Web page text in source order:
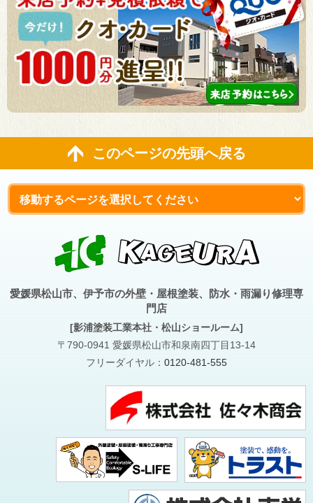
このページの先頭へ戻る
愛媛県松山市、伊予市の外壁・屋根塗装、防水・雨漏り修理専
門店
[影浦塗装工業本社・松山ショールーム]
〒790-0941 愛媛県松山市和泉南四丁目13-14
フリーダイヤル： 0120-481-555